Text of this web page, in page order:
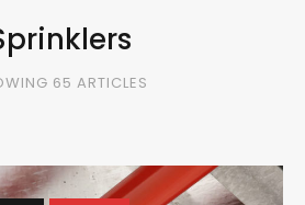
65 ARTICLES